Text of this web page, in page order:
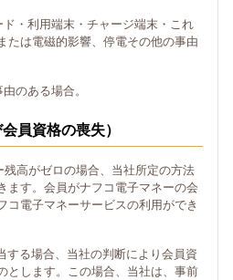
ド・利用端末・チャージ端末・これ
たは電磁的影響、停電その他の事由
のある場合。
員資格の喪失）
高がゼロの場合、当社所定の方法
ます。会員がナフコ電子マネーの会
コ電子マネーサービスの利用ができ
する場合、当社の判断により会員資
とします。この場合、当社は、事前